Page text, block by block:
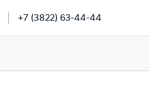
+7 (3822) 63-44-44